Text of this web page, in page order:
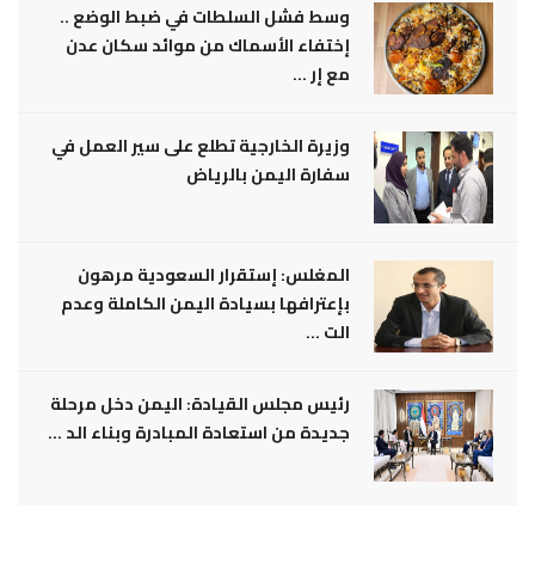
وسط فشل السلطات في ضبط الوضع ..
إختفاء الأسماك من موائد سكان عدن
مع إر ...
وزيرة الخارجية تطلع على سير العمل في
سفارة اليمن بالرياض
المغلس: إستقرار السعودية مرهون
بإعترافها بسيادة اليمن الكاملة وعدم
الت ...
رئيس مجلس القيادة: اليمن دخل مرحلة
جديدة من استعادة المبادرة وبناء الد ...